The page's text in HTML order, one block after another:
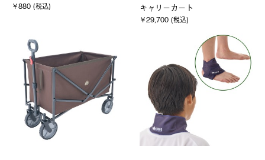
￥880 (税込)
キャリーカート
￥29,700 (税込)